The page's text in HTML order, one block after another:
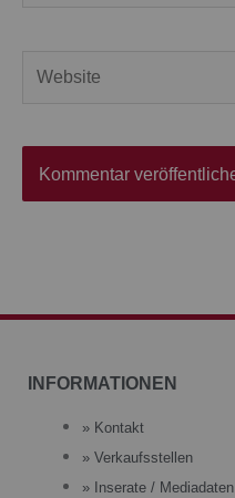
INFORMATIONEN
» Kontakt
» Verkaufsstellen
» Inserate / Mediadaten